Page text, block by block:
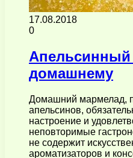
17.08.2018
0
домашнему
Домашний мармелад,
апельсинов,
настроение и
неповторимые
не содержит
ароматизаторов и